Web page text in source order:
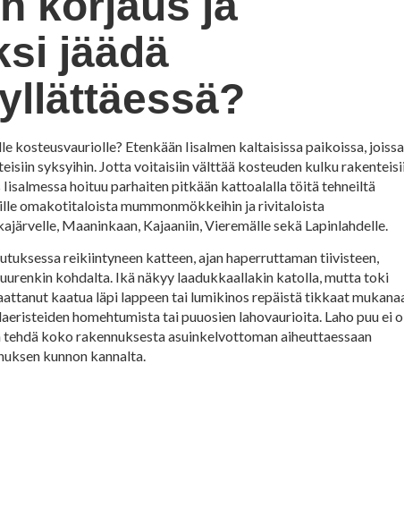
jäädä
Etenkään Iisalmen kaltaisissa paikoissa, joissa
syksyihin. Jotta voitaisiin välttää kosteuden kulku
hoituu parhaiten pitkään kattoalalla töitä tehneiltä
omakotitaloista mummonmökkeihin ja rivitaloista
Maaninkaan, Kajaaniin, Vieremälle sekä Lapinlahdelle.
reikiintyneen katteen, ajan haperruttaman tiivisteen,
kohdalta. Ikä näkyy laadukkaallakin katolla, mutta toki
kaatua läpi lappeen tai lumikinos repäistä tikkaat
homehtumista tai puuosien lahovaurioita. Laho puu ei
koko rakennuksesta asuinkelvottoman aiheuttaessaan
kunnon kannalta.